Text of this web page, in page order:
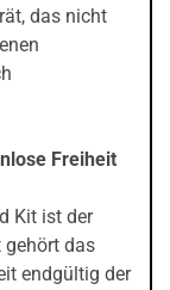
das nicht
Freiheit
Kit ist der
gehört das
endgültig der